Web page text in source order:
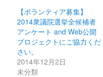
【ボランティア募集】
2014衆議院選挙全候補者
アンケート and Web公開
プロジェクトにご協力くだ
さい。
2014年12月2日
未分類